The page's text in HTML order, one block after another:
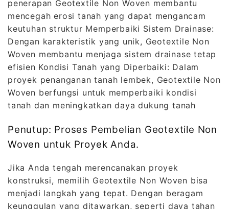
penerapan Geotextile Non Woven membantu
mencegah erosi tanah yang dapat mengancam
keutuhan struktur Memperbaiki Sistem Drainase:
Dengan karakteristik yang unik, Geotextile Non
Woven membantu menjaga sistem drainase tetap
efisien Kondisi Tanah yang Diperbaiki: Dalam
proyek penanganan tanah lembek, Geotextile Non
Woven berfungsi untuk memperbaiki kondisi
tanah dan meningkatkan daya dukung tanah
Penutup: Proses Pembelian Geotextile Non
Woven untuk Proyek Anda.
Jika Anda tengah merencanakan proyek
konstruksi, memilih Geotextile Non Woven bisa
menjadi langkah yang tepat. Dengan beragam
keunggulan yang ditawarkan, seperti daya tahan